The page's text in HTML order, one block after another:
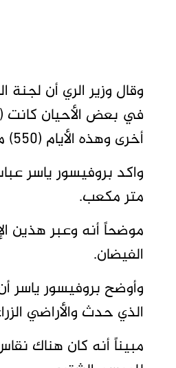
وقال وزير الري أن
أخرى وهذه الأيام (550) مليون متر مكعب وذلك لتخفيف منسوب الفيضان على مجرى النيل.
متر مكعب.
موضحاً أنه وعبر هذين
الفيضان.
وأوضح بروفيسور ياسر
الذي حدث والأراضي
مبيناً أنه كان هناك